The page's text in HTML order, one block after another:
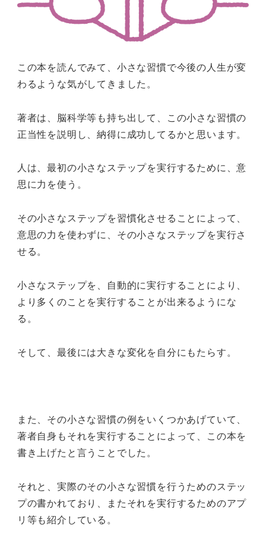
この本を読んでみて、小さな習慣で今後の人生が変
わるような気がしてきました。
著者は、脳科学等も持ち出して、この小さな習慣の
正当性を説明し、納得に成功してるかと思います。
人は、最初の小さなステップを実行するために、意
思に力を使う。
その小さなステップを習慣化させることによって、
意思の力を使わずに、その小さなステップを実行さ
せる。
小さなステップを、自動的に実行することにより、
より多くのことを実行することが出来るようにな
る。
そして、最後には大きな変化を自分にもたらす。
また、その小さな習慣の例をいくつかあげていて、
著者自身もそれを実行することによって、この本を
書き上げたと言うことでした。
それと、実際のその小さな習慣を行うためのステッ
プの書かれており、またそれを実行するためのアプ
リ等も紹介している。